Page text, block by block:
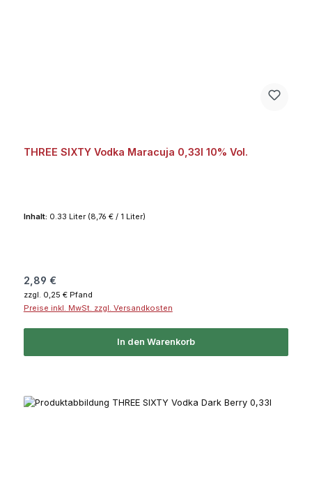
THREE SIXTY Vodka Maracuja 0,33l 10% Vol.
Inhalt: 0.33 Liter (8,76 € / 1 Liter)
Regulärer Preis:
2,89 €
zzgl. 0,25 € Pfand
Preise inkl. MwSt. zzgl. Versandkosten
In den Warenkorb